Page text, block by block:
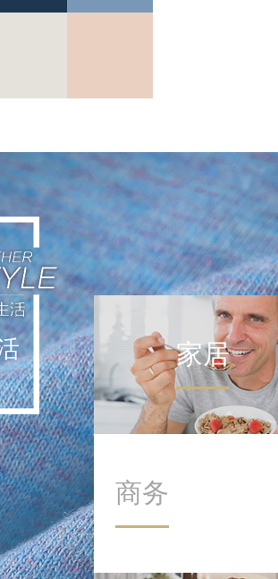
挑战极限，而是通
强度活动实现能量
种理念让运动回归
，在细微处滋养身
家居
商务